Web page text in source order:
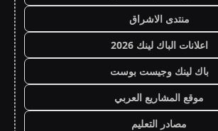
منتدى الاشراق
اعلانات الباك لينك 2026
باك لينك وجيست بوست
موقع المشاريع العربي
مصادر التعليم